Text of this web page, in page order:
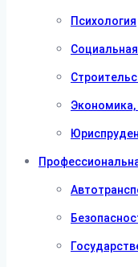
Психология